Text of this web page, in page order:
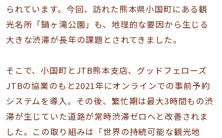
られています。今回、訪れた熊本県小国町にある観
光名所「鍋ヶ滝公園」も、地理的な要因から生じる
大きな渋滞が長年の課題とされてきました。
そこで、小国町とJTB熊本支店、グッドフェローズ
JTBの協業のもと2021年にオンラインでの事前予約
システムを導入。その後、繁忙期は最大3時間もの渋
滞が生じていた道路が常時渋滞ゼロへと改善されま
した。この取り組みは「世界の持続可能な観光地